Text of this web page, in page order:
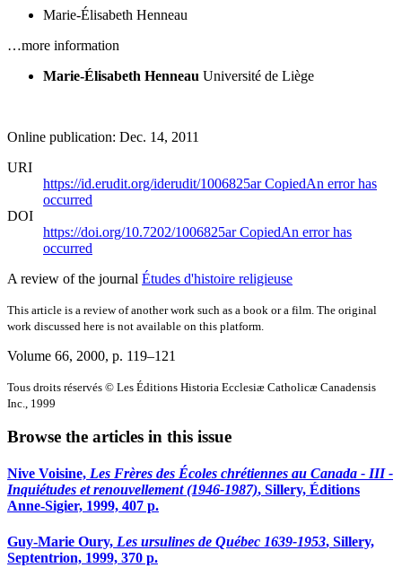
Marie-Élisabeth Henneau
…more information
Marie-Élisabeth Henneau Université de Liège
Online publication: Dec. 14, 2011
URI
https://id.erudit.org/iderudit/1006825arCopiedAn error has
occurred
DOI
https://doi.org/10.7202/1006825arCopiedAn error has
occurred
A review of the journal Études d'histoire religieuse
This article is a review of another work such as a book or a film. The original
work discussed here is not available on this platform.
Volume 66, 2000, p. 119–121
Tous droits réservés © Les Éditions Historia Ecclesiæ Catholicæ Canadensis
Inc., 1999
Browse the articles in this issue
Nive Voisine, Les Frères des Écoles chrétiennes au Canada - III -
Inquiétudes et renouvellement (1946-1987), Sillery, Éditions
Anne-Sigier, 1999, 407 p.
Guy-Marie Oury, Les ursulines de Québec 1639-1953, Sillery,
Septentrion, 1999, 370 p.